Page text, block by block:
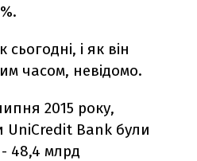
і як він
часом, невідомо.
2015 року,
UniCredit Bank були
48,4 млрд